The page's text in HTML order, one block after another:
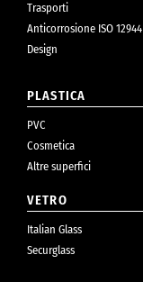
Trasporti
Anticorrosione ISO 12944
Design
PLASTICA
PVC
Cosmetica
Altre superfici
VETRO
Italian Glass
Securglass